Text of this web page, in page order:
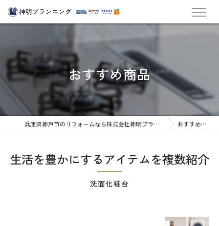
おすすめ商品
兵庫県神戸市のリフォームなら株式会社神明プランニング おすすめ商品
生活を豊かにするアイテムを複数紹介
洗面化粧台